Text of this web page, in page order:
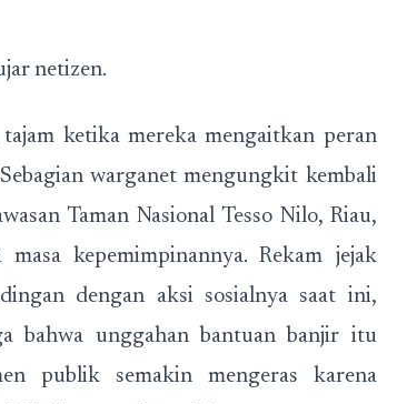
netizen.
ketika mereka mengaitkan peran
warganet mengungkit kembali
Taman Nasional Tesso Nilo, Riau,
kepemimpinannya. Rekam jejak
dengan aksi sosialnya saat ini,
bahwa unggahan bantuan banjir itu
publik semakin mengeras karena